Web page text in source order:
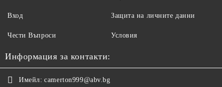
Вход
Чести Въпроси
Защита на личните данни
Условия
Информация за контакти:
Имейл: camerton999@abv.bg